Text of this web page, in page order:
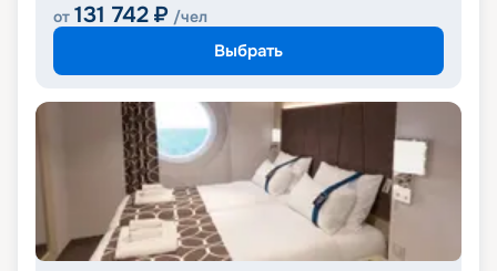
от 131 742 ₽ /чел
Выбрать